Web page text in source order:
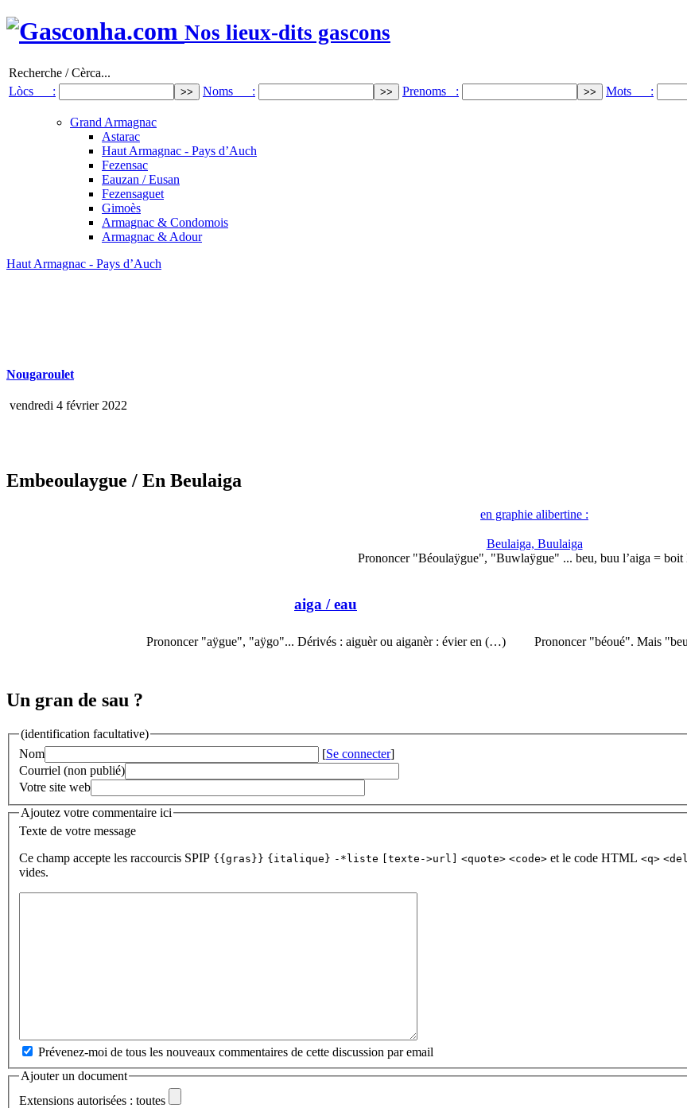
Nos lieux-dits gascons
Recherche / Cèrca...
Lòcs :
Noms : Prenoms : Mots :
Grand Armagnac
Astarac
Haut Armagnac - Pays d’Auch
Fezensac
Eauzan / Eusan
Fezensaguet
Gimoès
Armagnac & Condomois
Armagnac & Adour
Haut Armagnac - Pays d’Auch
Nougaroulet
vendredi 4 février 2022
Embeoulaygue / En Beulaiga
en graphie alibertine :
Beulaiga, Buulaiga
Prononcer "Béoulaÿgue", "Buwlaÿgue" ... beu, buu l’aiga = boit
aiga / eau
Prononcer "aÿgue", "aÿgo"... Dérivés : aiguèr ou aiganèr : évier en (…) Prononcer "béoué". Mais
Un gran de sau ?
(identification facultative)
Nom
[Se connecter]
Courriel (non publié)
Votre site web
Ajoutez votre commentaire ici
Texte de votre message
Ce champ accepte les raccourcis SPIP {{gras}} {italique} -*liste [texte->url] <quote> <code> et le code HTML <q>
vides.
Prévenez-moi de tous les nouveaux commentaires de cette discussion par email
Ajouter un document
Extensions autorisées : toutes